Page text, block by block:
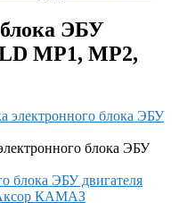
блока ЭБУ
MP1, MP2,
блока ЭБУ